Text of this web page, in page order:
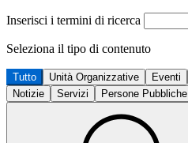
Inserisci i termini di ricerca
Seleziona il tipo di contenuto
Tutto Unità Organizzative Eventi
Notizie
Servizi Persone Pubbliche